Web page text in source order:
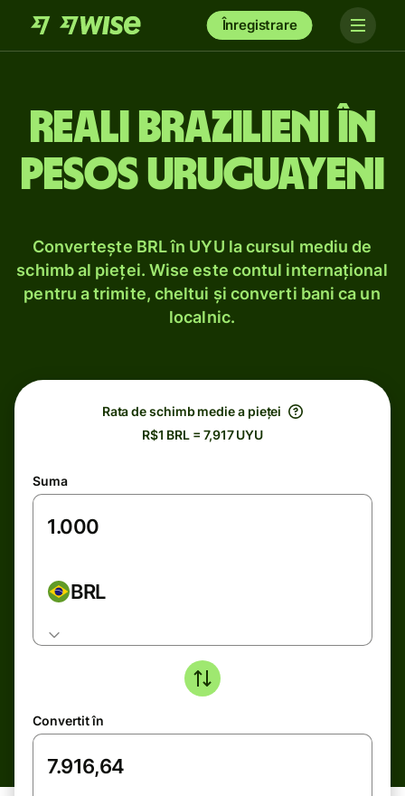
Înregistrare
Reali brazilieni în
pesos uruguayeni
Convertește BRL în UYU la cursul mediu de
schimb al pieței. Wise este contul internațional
pentru a trimite, cheltui și converti bani ca un
localnic.
Rata de schimb medie a pieței
R$1 BRL = 7,917 UYU
Suma
BRL
Convertit în